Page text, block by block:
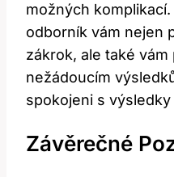
možných
odborník vám nejen
zákrok, ale také
nežádoucím
spokojeni s
Závěrečné